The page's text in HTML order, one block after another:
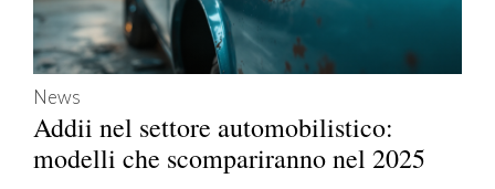
News
Addii nel settore automobilistico:
modelli che scompariranno nel 2025